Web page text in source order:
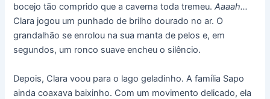
bocejo tão comprido que a caverna toda tremeu.Aaaah…
Clara jogou um punhado de brilho dourado no ar. O
grandalhão se enrolou na sua manta de pelos e, em
segundos, um ronco suave encheu o silêncio.
Depois, Clara voou para o lago geladinho. A família Sapo
ainda coaxava baixinho. Com um movimento delicado, ela